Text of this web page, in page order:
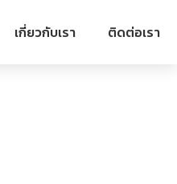
เกี่ยวกับเรา ติดต่อเรา